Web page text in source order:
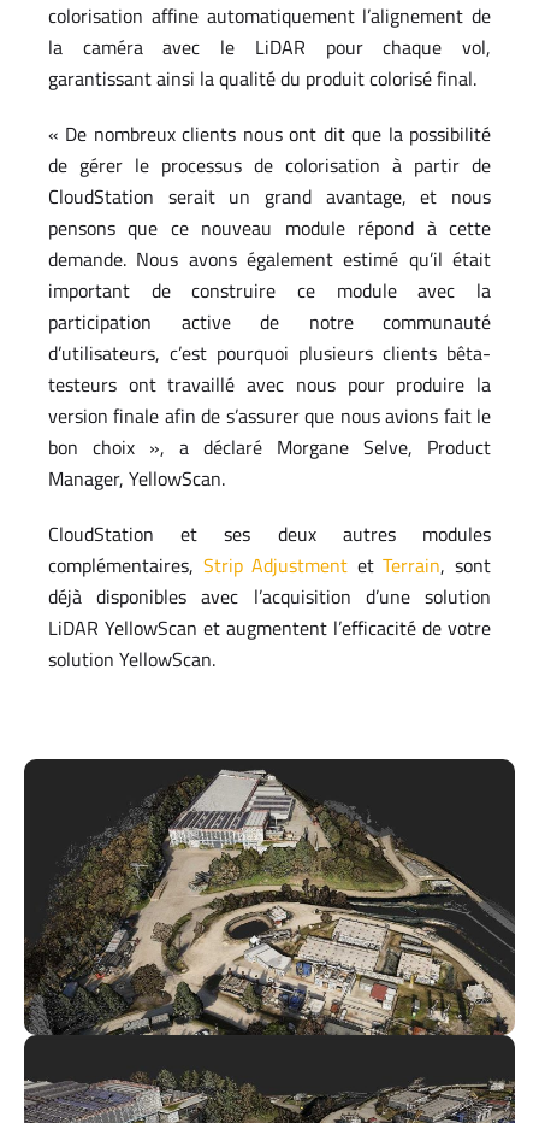
colorisation affine automatiquement l’alignement de
la caméra avec le LiDAR pour chaque vol,
garantissant ainsi la qualité du produit colorisé final.
« De nombreux clients nous ont dit que la possibilité
de gérer le processus de colorisation à partir de
CloudStation serait un grand avantage, et nous
pensons que ce nouveau module répond à cette
demande. Nous avons également estimé qu’il était
important de construire ce module avec la
participation active de notre communauté
d’utilisateurs, c’est pourquoi plusieurs clients bêta-
testeurs ont travaillé avec nous pour produire la
version finale afin de s’assurer que nous avions fait le
bon choix », a déclaré Morgane Selve, Product
Manager, YellowScan.
CloudStation et ses deux autres modules
complémentaires, Strip Adjustment etTerrain, sont
déjà disponibles avec l’acquisition d’une solution
LiDAR YellowScan et augmentent l’efficacité de votre
solution YellowScan.